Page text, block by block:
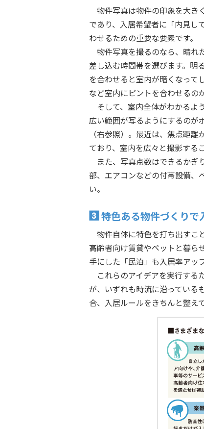
物件写真は物件の印象を大き
であり、入居希望者に「内見し
わせるための重要な要素です。
物件写真を撮るのなら、晴れ
差し込む時間帯を選びます。明
を合わせると室内が暗くなって
など室内にピントを合わせるの
そして、室内全体がわかるよ
広い範囲が写るようにするのが
（右参照）。最近は、焦点距
ており、室内を広々と撮影する
また、写真点数はできるかぎ
部、エアコンなどの付帯設備、
い。
特色ある物件づくりで
物件自体に特色を打ち出すこ
高齢者向け賃貸やペットと暮ら
手にした「民泊」も入居率アッ
これらのアイデアを実行する
が、いずれも時流に沿っている
合、入居ルールをきちんと整え